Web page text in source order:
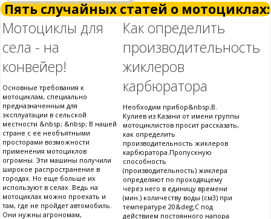
Пять случайных статей о мотоциклах:
Мотоциклы для
села - на
конвейер!
Основные требования к
мотоциклам, специально
предназначенным для
эксплуатации в сельской
местности &nbsp; &nbsp; В нашей
стране с ее необъятными
просторами возможности
применения мотоциклов
огромны. Эти машины получили
широкое распространение в
городах. Но еще больше их
используют в селах. Ведь на
мотоциклах можно проехать и
там, где не пройдет автомобиль.
Они нужны агрономам,
Как определить
производительность
жиклеров
карбюратора
Необходим прибор&nbsp;В.
Кулиев из Казани от имени группы
мотоциклистов просит рассказать,
как определить
производительность жиклеров
карбюратора.Пропускную
способность
(производительность) жиклера
определяют по проходящему
через него в единицу времени
(мин.) количеству воды (см3) при
температуре 20&deg;С под
действием постоянного напора